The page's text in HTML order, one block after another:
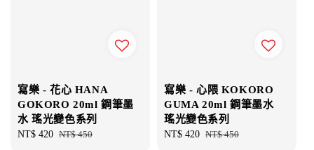
寫樂 - 花心 HANA
GOKORO 20ml 鋼筆墨
水 瑤光變色系列
Sale
NT$ 420 Regular
NT$ 450
寫樂 - 心隈 KOKORO
GUMA 20ml 鋼筆墨水
瑤光變色系列
Sale
NT$ 420 Regular
NT$ 450